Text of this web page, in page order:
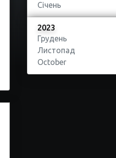
Січень
2023
Грудень
Листопад
October